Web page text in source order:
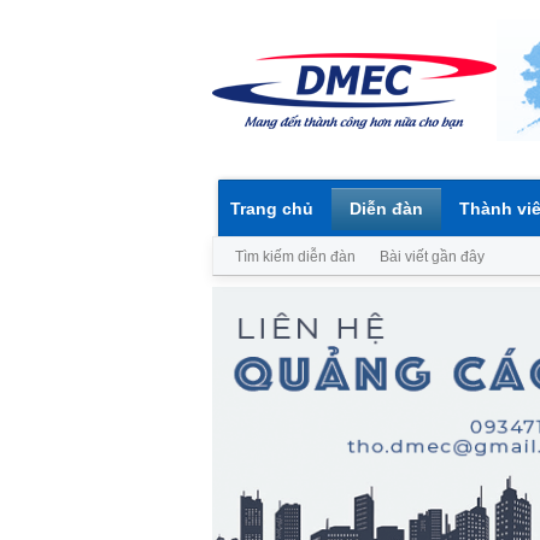
Trang chủ Diễn đàn
Tìm kiếm diễn đàn Bài viết gần đây
Thành